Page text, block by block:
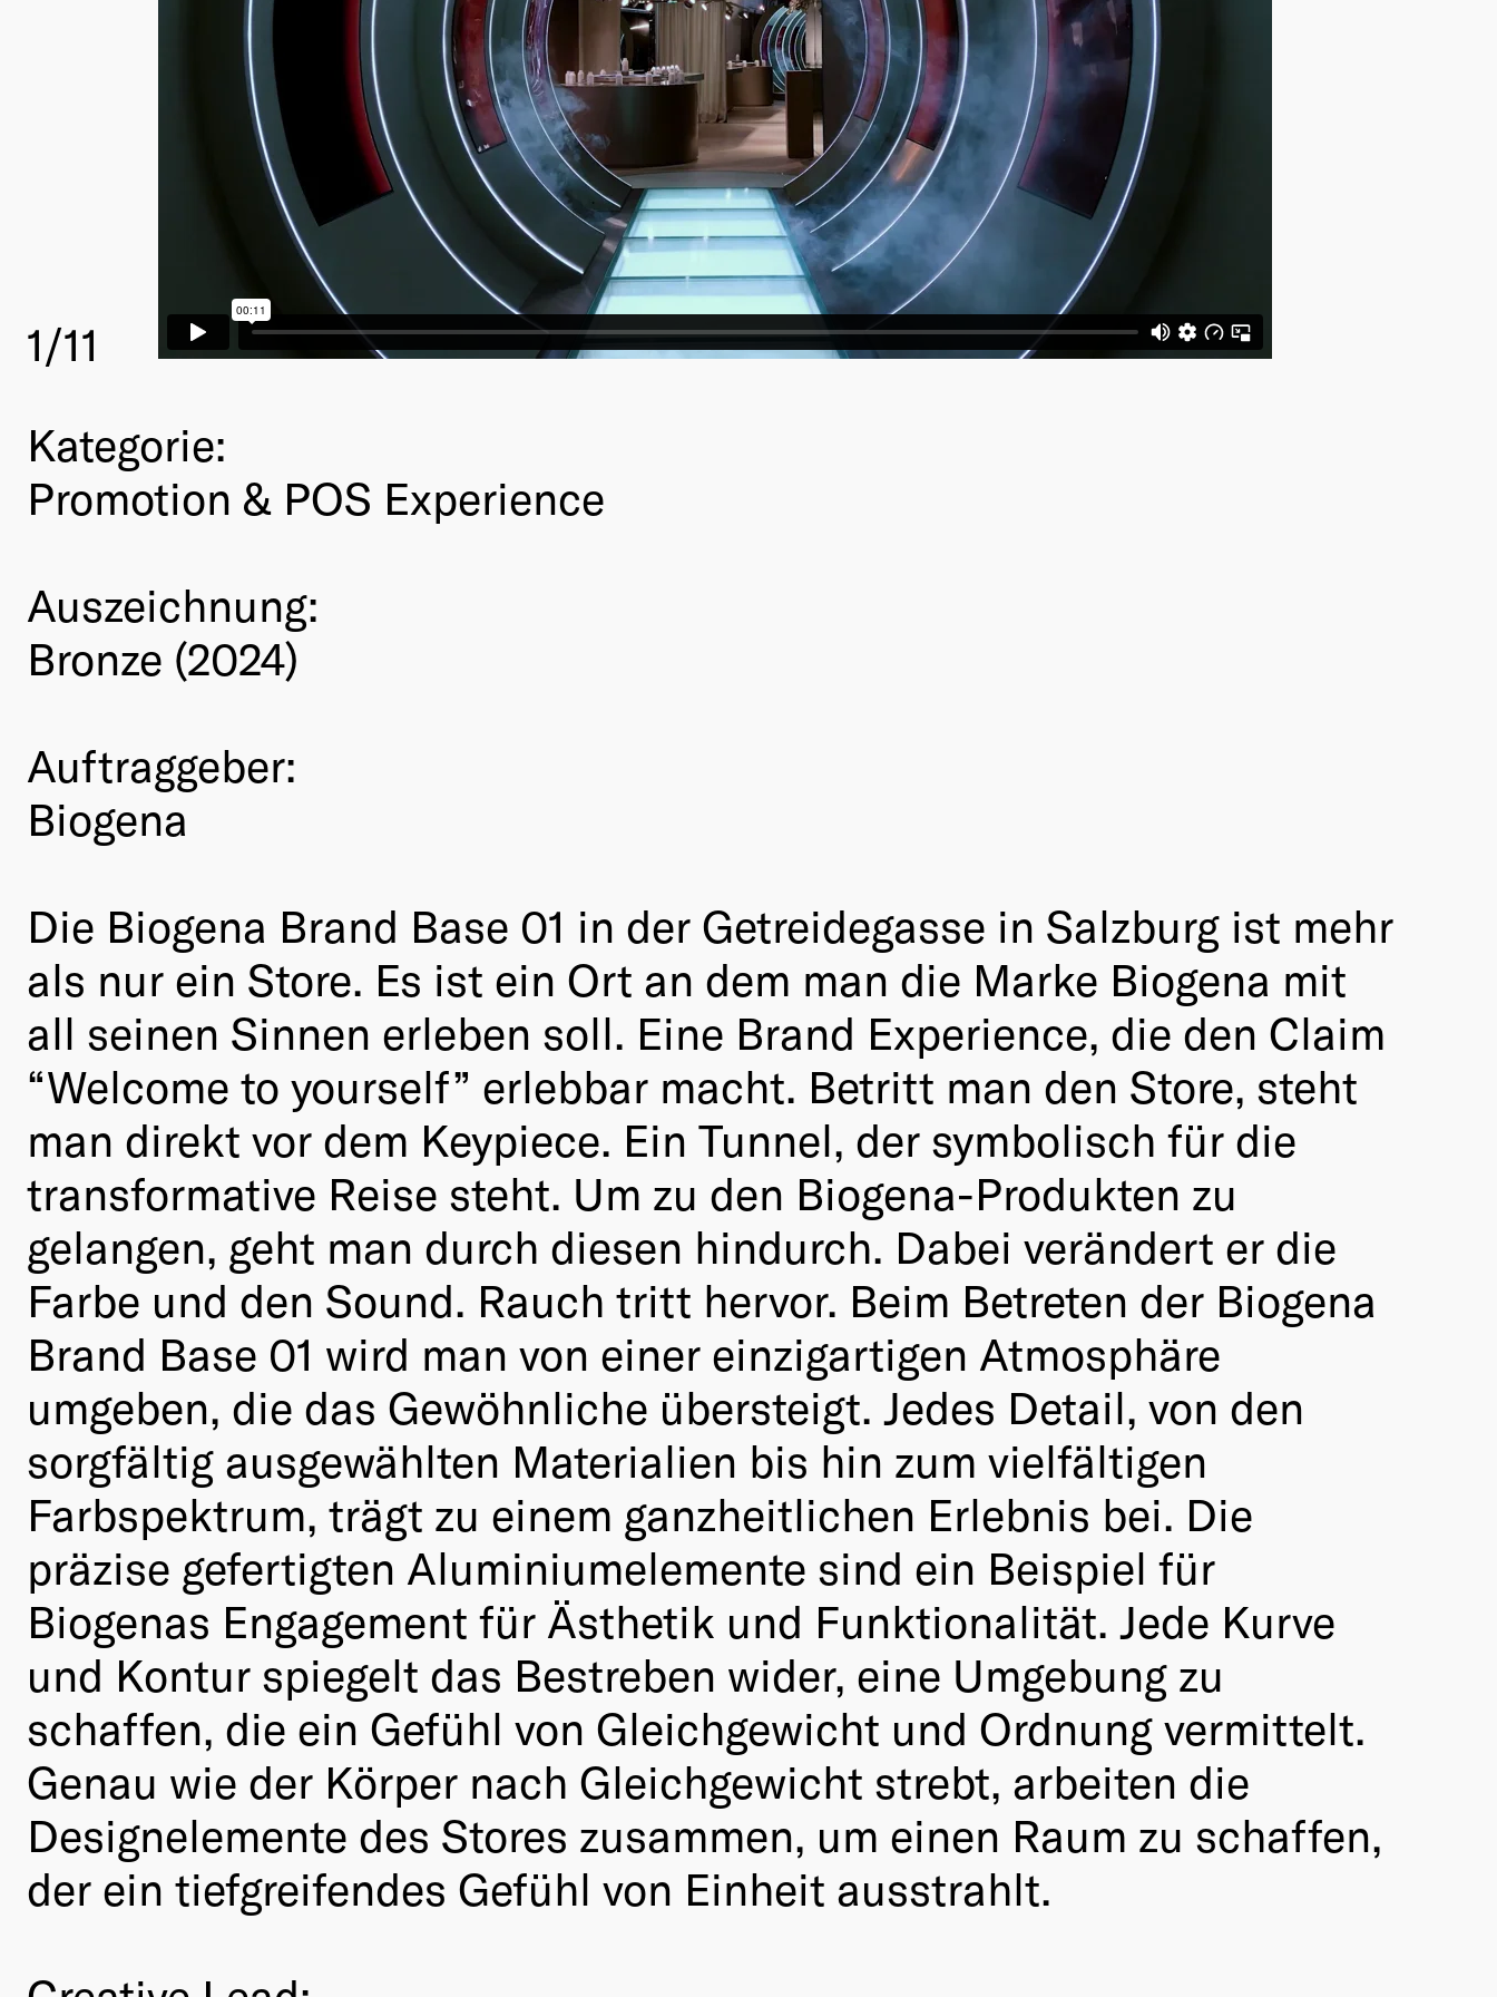
1/11
Kategorie:
Promotion & POS Experience
Auszeichnung:
Bronze (2024)
Auftraggeber:
Biogena
Die Biogena Brand Base 01 in der Getreidegasse in Salzburg ist mehr
als nur ein Store. Es ist ein Ort an dem man die Marke Biogena mit
all seinen Sinnen erleben soll. Eine Brand Experience, die den Claim
“Welcome to yourself” erlebbar macht. Betritt man den Store, steht
man direkt vor dem Keypiece. Ein Tunnel, der symbolisch für die
transformative Reise steht. Um zu den Biogena-Produkten zu
gelangen, geht man durch diesen hindurch. Dabei verändert er die
Farbe und den Sound. Rauch tritt hervor. Beim Betreten der Biogena
Brand Base 01 wird man von einer einzigartigen Atmosphäre
umgeben, die das Gewöhnliche übersteigt. Jedes Detail, von den
sorgfältig ausgewählten Materialien bis hin zum vielfältigen
Farbspektrum, trägt zu einem ganzheitlichen Erlebnis bei. Die
präzise gefertigten Aluminiumelemente sind ein Beispiel für
Biogenas Engagement für Ästhetik und Funktionalität. Jede Kurve
und Kontur spiegelt das Bestreben wider, eine Umgebung zu
schaffen, die ein Gefühl von Gleichgewicht und Ordnung vermittelt.
Genau wie der Körper nach Gleichgewicht strebt, arbeiten die
Designelemente des Stores zusammen, um einen Raum zu schaffen,
der ein tiefgreifendes Gefühl von Einheit ausstrahlt.